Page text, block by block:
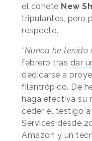
el cohete New
tripulantes, pero
respecto.
“Nunca he tenido
febrero tras dar
dedicarse a
filantrópico. De
haga efectiva su
ceder el testigo a
Services desde
Amazon y un